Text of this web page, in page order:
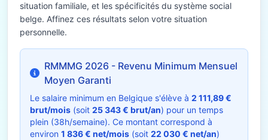
situation familiale, et les spécificités du système social
belge. Affinez ces résultats selon votre situation
personnelle.
RMMMG 2026 - Revenu Minimum Mensuel
Moyen Garanti
Le salaire minimum en Belgique s'élève à 2 111,89 €
brut/mois (soit 25 343 € brut/an) pour un temps
plein (38h/semaine). Ce montant correspond à
environ 1 836 € net/mois (soit 22 030 € net/an)